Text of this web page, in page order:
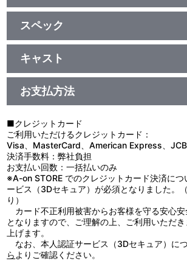
初回生産分限定封入特典
アイドルマスター SideM 専用「彩」から1人
インアイドルが手に入るシリアルナンバー
他、仕様
描き下ろしイラストジャケット
スペック
品番：LACM-24044
ジャンル：ゲーム音楽
シングル
／40分
キャスト
彩
お支払方法
■クレジットカード
ご利用いただけるクレジットカード：
Visa、MasterCard、American Express、
決済手数料：弊社負担
お支払い回数：一括払いのみ
※A-on STORE でのクレジットカード決済に
ービス（3Dセキュア）が必須となりました。
り）
カード不正利用被害からお客様を守る安心安
となりますので、ご理解の上、ご利用いただ
上げます。
なお、本人認証サービス（3Dセキュア）に
らよりご確認ください。